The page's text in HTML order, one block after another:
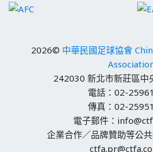
2026© 中華民國足球協會
242030 新北市新莊區中
電話：02-
傳真：02-
電子郵件：
企業合作／品牌贊助等公